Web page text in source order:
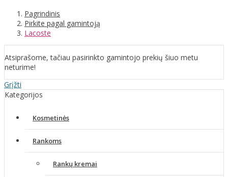
Pagrindinis
Pirkite pagal gamintoją
Lacoste
Atsiprašome, tačiau pasirinkto gamintojo prekių šiuo metu
neturime!
Grįžti
Kategorijos
Kosmetinės
Rankoms
Rankų kremai